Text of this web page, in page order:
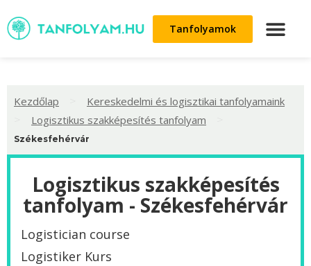
Tanfolyamok
Kezdőlap Kereskedelmi és logisztikai tanfolyamaink
Logisztikus szakképesítés tanfolyam
Székesfehérvár
Logisztikus szakképesítés
tanfolyam - Székesfehérvár
Logistician course
Logistiker Kurs